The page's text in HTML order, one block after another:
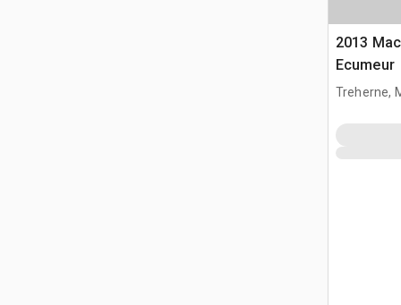
2013
Ecumeur
Treherne,